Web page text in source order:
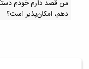
من قصد دارم خودم
دهم، امکان‌پذیر است؟